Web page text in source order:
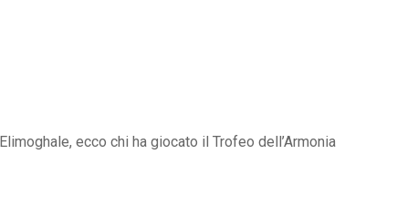
ecco chi ha giocato il Trofeo dell’Armonia